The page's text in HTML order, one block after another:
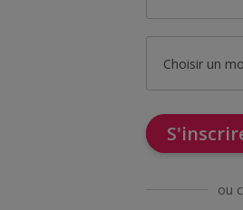
Choisir un
ou